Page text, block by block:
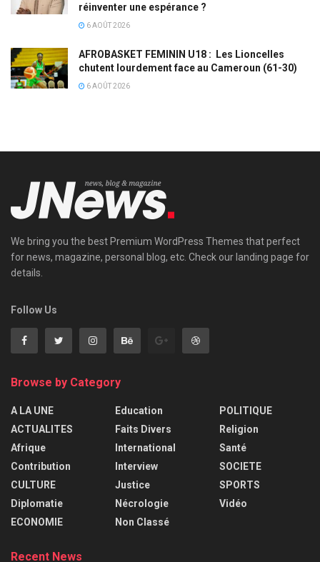
réinventer une espérance ?
6 AOÛT 2026
AFROBASKET FEMININ U18 : Les Lioncelles
chutent lourdement face au Cameroun (61-30)
6 AOÛT 2026
We bring you the best Premium WordPress Themes that perfect
for news, magazine, personal blog, etc. Check our landing page for
details.
Follow Us
Browse by Category
A LA UNE
ACTUALITES
Afrique
Contribution
CULTURE
Diplomatie
ECONOMIE
Education
Faits Divers
International
Interview
Justice
Nécrologie
Non Classé
POLITIQUE
Religion
Santé
SOCIETE
SPORTS
Vidéo
Recent News